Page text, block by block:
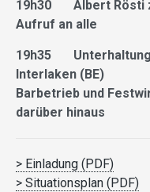
19h30 Albert Rösti
Aufruf an alle
19h35 Unterhaltung
Interlaken (BE)
Barbetrieb und
darüber hinaus
> Einladung (PDF)
> Situationsplan (PDF)